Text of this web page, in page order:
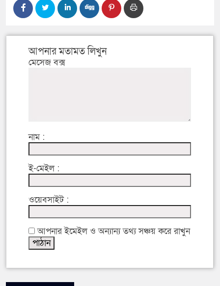
আপনার মতামত লিখুন
মেসেজ বক্স
নাম :
ই-মেইল :
ওয়েবসাইট :
আপনার ইমেইল ও অন্যান্য তথ্য সঞ্চয় করে রাখুন